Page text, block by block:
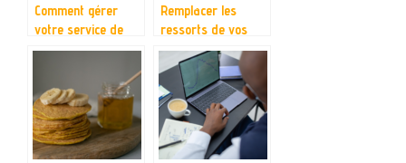
Comment gérer
votre service de
dépannage et
Remplacer les
ressorts de vos
differents
equipements